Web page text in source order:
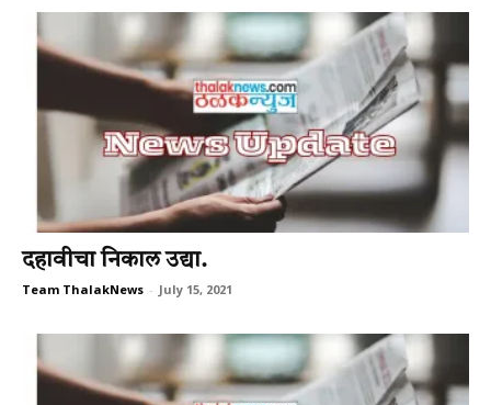
दहावीचा निकाल उद्या.
Team ThalakNews - July 15, 2021